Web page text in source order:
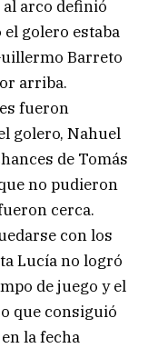
arco definió
golero estaba
Barreto
arriba.
fueron
golero, Nahuel
de Tomás
no pudieron
cerca.
con los
Lucía no logró
de juego y el
que consiguió
la fecha